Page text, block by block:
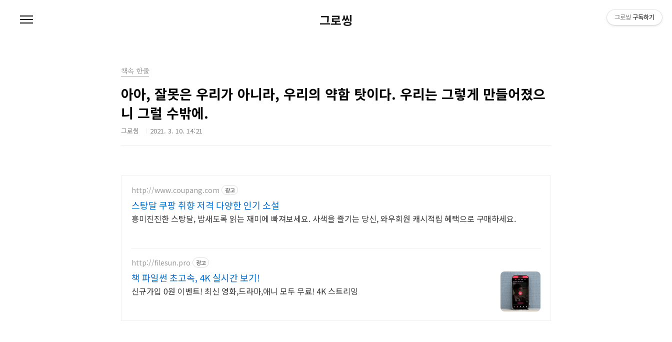
그로씽
책속 한줄
아아, 잘못은 우리가 아니라, 우리의 약함 탓이다. 우리는 그렇게 만들어졌으
니 그럴 수밖에.
그로씽 2021. 3. 10. 14:21
http://www.coupang.com 광고
스탕달 쿠팡 취향 저격 다양한 인기 소설
흥미진진한 스탕달, 밤새도록 읽는 재미에 빠져보세요. 사색을 즐기는 당신, 와우회원 캐시적립 혜택으로 구매하세요.
http://filesun.pro 광고
책 파일썬 초고속, 4K 실시간 보기!
신규가입 0원 이벤트! 최신 영화,드라마,애니 모두 무료! 4K 스트리밍
그로씽 구독하기